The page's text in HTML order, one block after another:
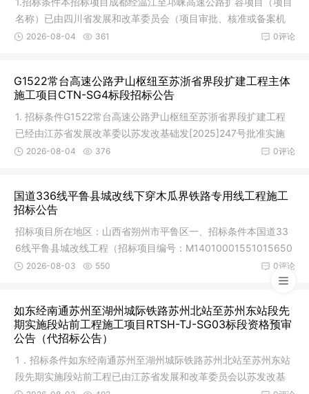
名称）已由四川省发展和改革委员会（项目审批、核准或备案机
关名称
0评论
2026-08-04 361
G1522常台高速公路尹山枢纽至苏浙省界段扩建工程主体
施工项目CTN-SG4标段招标公告
1. 招标条件G1522常台高速公路尹山枢纽至苏浙省界段扩建工程
已经由江苏省发展改革委以苏发改基础发[2025]247号批准实施
(项目代码
0评论
2026-08-04 376
国道336线平鲁县城改线下穿木瓜界铁路专用线工程施工
招标公告
招标项目所在地区：山西省朔州市平鲁区一、招标条件本国道33
6线平鲁县城改线工程（招标项目编号：M14010001551015650
01），工程
0评论
2026-08-03 550
如东经南通苏州至湖州城际铁路苏州北站至苏州东站段先
期实施段站前工程施工项目RTSH-TJ-SG03标段资格预审
公告（代招标公告）
1．招标条件如东经南通苏州至湖州城际铁路苏州北站至苏州东站
段先期实施段站前工程已由江苏省发展和改革委员会以苏发改基